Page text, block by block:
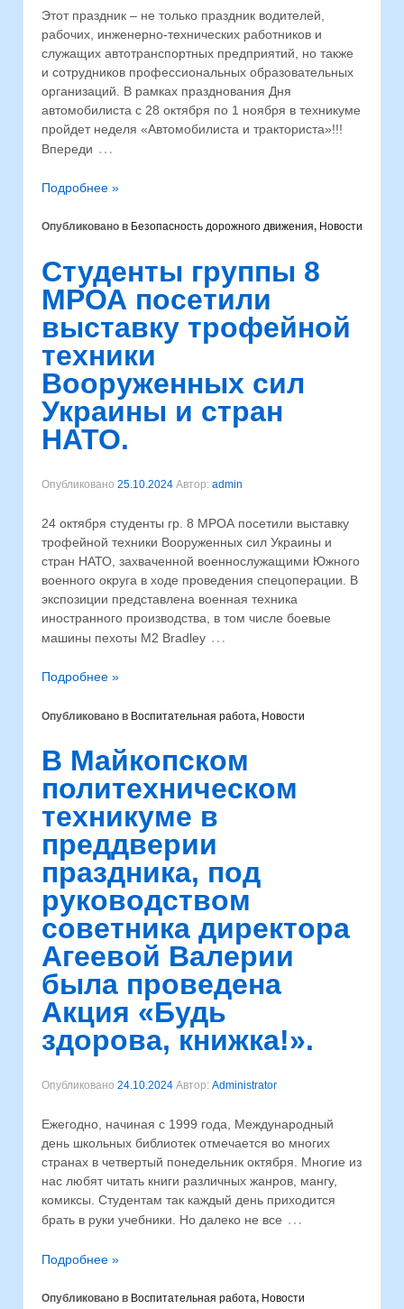
Этот праздник – не только праздник водителей,
рабочих, инженерно-технических работников и
служащих автотранспортных предприятий, но также
и сотрудников профессиональных образовательных
организаций. В рамках празднования Дня
автомобилиста с 28 октября по 1 ноября в техникуме
пройдет неделя «Автомобилиста и тракториста»!!!
Впереди …
Подробнее »
Опубликовано в Безопасность дорожного движения, Новости
Cтуденты группы 8
МРОА посетили
выставку трофейной
техники
Вооруженных сил
Украины и стран
НАТО.
Опубликовано 25.10.2024 Автор: admin
24 октября студенты гр. 8 МРОА посетили выставку
трофейной техники Вооруженных сил Украины и
стран НАТО, захваченной военнослужащими Южного
военного округа в ходе проведения спецоперации. В
экспозиции представлена военная техника
иностранного производства, в том числе боевые
машины пехоты М2 Bradley …
Подробнее »
Опубликовано в Воспитательная работа, Новости
В Майкопском
политехническом
техникуме в
преддверии
праздника, под
руководством
советника директора
Агеевой Валерии
была проведена
Акция «Будь
здорова, книжка!».
Опубликовано 24.10.2024 Автор: Administrator
Ежегодно, начиная с 1999 года, Международный
день школьных библиотек отмечается во многих
странах в четвертый понедельник октября. Многие из
нас любят читать книги различных жанров, мангу,
комиксы. Студентам так каждый день приходится
брать в руки учебники. Но далеко не все …
Подробнее »
Опубликовано в Воспитательная работа, Новости